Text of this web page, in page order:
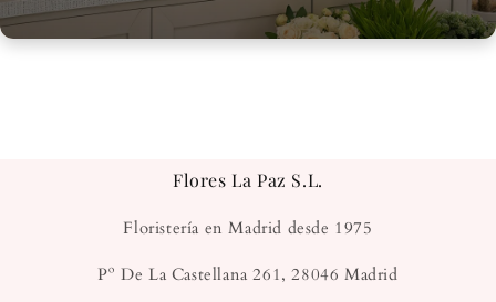
Flores La Paz S.L.
Floristería en Madrid desde 1975
Pº De La Castellana 261, 28046 Madrid